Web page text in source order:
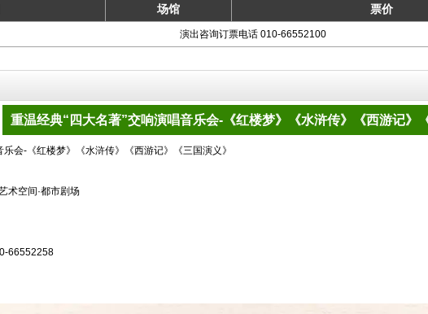
场馆 票价
演出咨询订票电话 010-66552100
重温经典“四大名著”交响演唱音乐会-《红楼梦》《水浒传》《西游记》
乐会-《红楼梦》《水浒传》《西游记》《三国演义》
术空间·都市剧场
66552258